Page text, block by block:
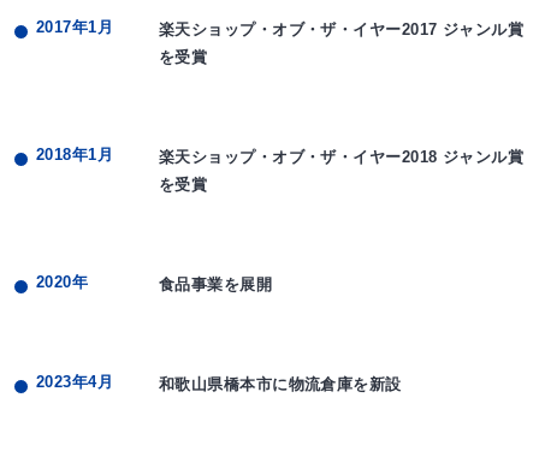
2017年1月
楽天ショップ・オブ・ザ・イヤー2017 ジャンル賞
を受賞
2018年1月
楽天ショップ・オブ・ザ・イヤー2018 ジャンル賞
を受賞
2020年 食品事業を展開
2023年4月 和歌山県橋本市に物流倉庫を新設